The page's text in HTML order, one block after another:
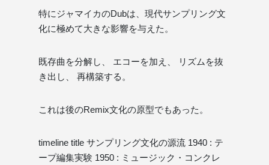
特にジャマイカのDubは、現代サンプリング文
化に極めて大きな影響を与えた。
既存曲を分解し、 エコーを加え、 リズムを抜
き出し、 再構築する。
これは後のRemix文化の原型でもあった。
timeline title サンプリング文化の源流 1940 : テ
ープ編集実験 1950 : ミュージック・コンクレ